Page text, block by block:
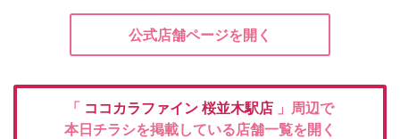
公式店舗ページを開く
「 ココカラファイン 桜並木駅店 」周辺で
本日チラシを掲載している店舗一覧を開く